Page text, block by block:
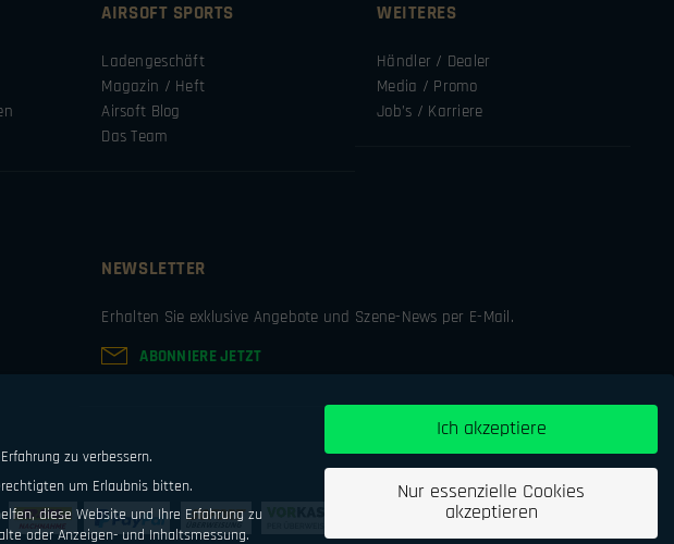
AIRSOFT SPORTS
Ladengeschäft
Magazin / Heft
Airsoft Blog
Das Team
WEITERES
Händler / Dealer
Media / Promo
Job’s / Karriere
NEWSLETTER
Erhalten Sie exklusive Angebote und Szene-News per E-Mail.
ABONNIERE JETZT
zu verbessern.
um Erlaubnis bitten.
diese Website und Ihre Erfahrung zu
oder Anzeigen- und Inhaltsmessung.
Ich akzeptiere
Nur essenzielle Cookies
akzeptieren